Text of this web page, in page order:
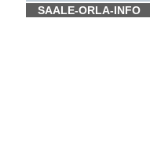
SAALE-ORLA-INFO